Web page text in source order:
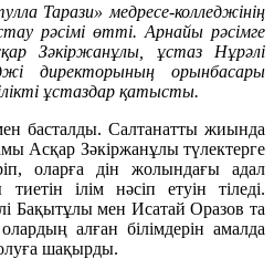
Тарази» медресе-колледжінің
рәсімі өтті. Арнайы рәсімге
Зәкіржанұлы, ұстаз Нұрәлі
директорының орынбасары
ұстаздар қатысты.
басталды. Салтанатты жиында
Асқар Зәкіржанұлы түлектерге
оларға дін жолындағы адал
ілім нәсіп етуін тіледі.
Бақытұлы мен Исатай Оразов та
алған білімдерін амалда
шақырды.